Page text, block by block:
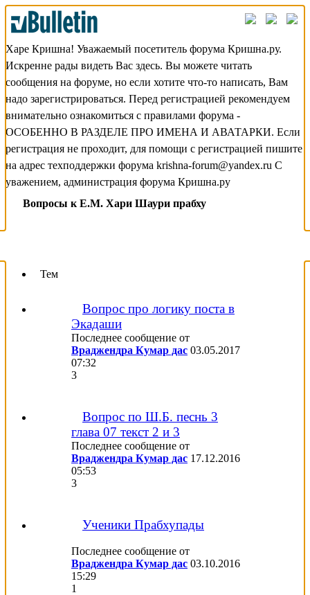
Харе Кришна! Уважаемый посетитель форума Кришна.ру.
Искренне рады видеть Вас здесь. Вы можете читать
сообщения на форуме, но если хотите что-то написать, Вам
надо зарегистрироваться. Перед регистрацией рекомендуем
внимательно ознакомиться с правилами форума -
ОСОБЕННО В РАЗДЕЛЕ ПРО ИМЕНА И АВАТАРКИ. Если
регистрация не проходит, для помощи с регистрацией пишите
на адрес техподдержки форума krishna-forum@yandex.ru С
уважением, администрация форума Кришна.ру
Вопросы к Е.М. Хари Шаури прабху
Тем
Вопрос про логику поста в
Экадаши
Последнее сообщение от
Враджендра Кумар дас 03.05.2017
07:32
3
Вопрос по Ш.Б. песнь 3
глава 07 текст 2 и 3
Последнее сообщение от
Враджендра Кумар дас 17.12.2016
05:53
3
Ученики Прабхупады
Последнее сообщение от
Враджендра Кумар дас 03.10.2016
15:29
1